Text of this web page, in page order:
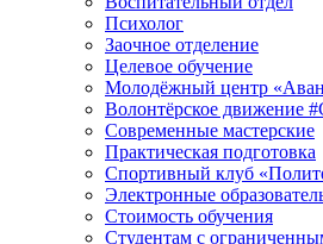
Психолог
Заочное отделение
Целевое обучение
Молодёжный центр
Волонтёрское движение
Современные мастерские
Практическая подготовка
Спортивный клуб
Электронные
Стоимость обучения
Студентам с